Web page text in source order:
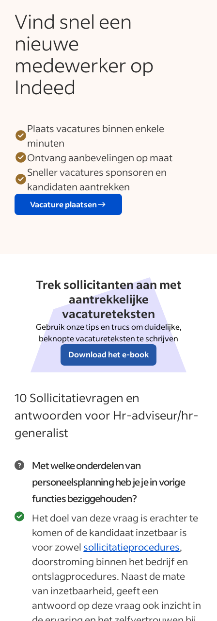
Vind snel een
nieuwe
medewerker op
Indeed
Plaats vacatures binnen enkele
minuten
Ontvang aanbevelingen op maat
Sneller vacatures sponsoren en
kandidaten aantrekken
Vacature plaatsen
Trek sollicitanten aan met
aantrekkelijke
vacatureteksten
Gebruik onze tips en trucs om duidelijke,
beknopte vacatureteksten te schrijven
Download het e-book
10 Sollicitatievragen en
antwoorden voor Hr-adviseur/hr-
generalist
Met welke onderdelen van
personeelsplanning heb je je in vorige
functies beziggehouden?
Het doel van deze vraag is erachter te
komen of de kandidaat inzetbaar is
voor zowel sollicitatieprocedures,
doorstroming binnen het bedrijf en
ontslagprocedures. Naast de mate
van inzetbaarheid, geeft een
antwoord op deze vraag ook inzicht in